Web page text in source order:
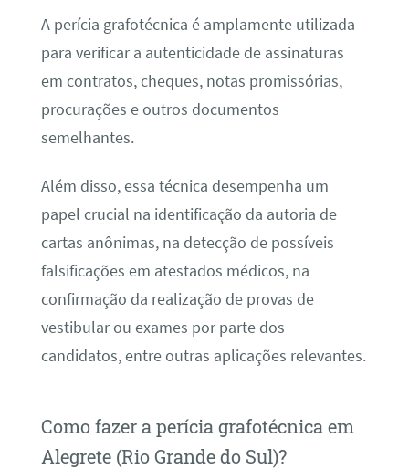
A perícia grafotécnica é amplamente utilizada
para verificar a autenticidade de assinaturas
em contratos, cheques, notas promissórias,
procurações e outros documentos
semelhantes.
Além disso, essa técnica desempenha um
papel crucial na identificação da autoria de
cartas anônimas, na detecção de possíveis
falsificações em atestados médicos, na
confirmação da realização de provas de
vestibular ou exames por parte dos
candidatos, entre outras aplicações relevantes.
Como fazer a perícia grafotécnica em
Alegrete (Rio Grande do Sul)?